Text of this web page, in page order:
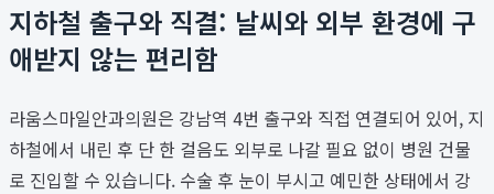
지하철 출구와 직결: 날씨와 외부 환경에 구
애받지 않는 편리함
라움스마일안과의원은 강남역 4번 출구와 직접 연결되어 있어, 지
하철에서 내린 후 단 한 걸음도 외부로 나갈 필요 없이 병원 건물
로 진입할 수 있습니다. 수술 후 눈이 부시고 예민한 상태에서 강